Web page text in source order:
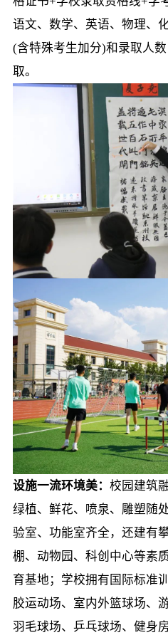
语文、数学、英语、物理、
(含特殊考生加分)和录取人
取。
设施一流环境美： 校园建筑
绿植、鲜花、喷泉、雕塑随
验室、功能室齐全，还建有
棚、动物园、科创中心等素
育基地；学校拥有国际标准
胶运动场、室内外篮球场、
羽毛球场、乒乓球场、健身